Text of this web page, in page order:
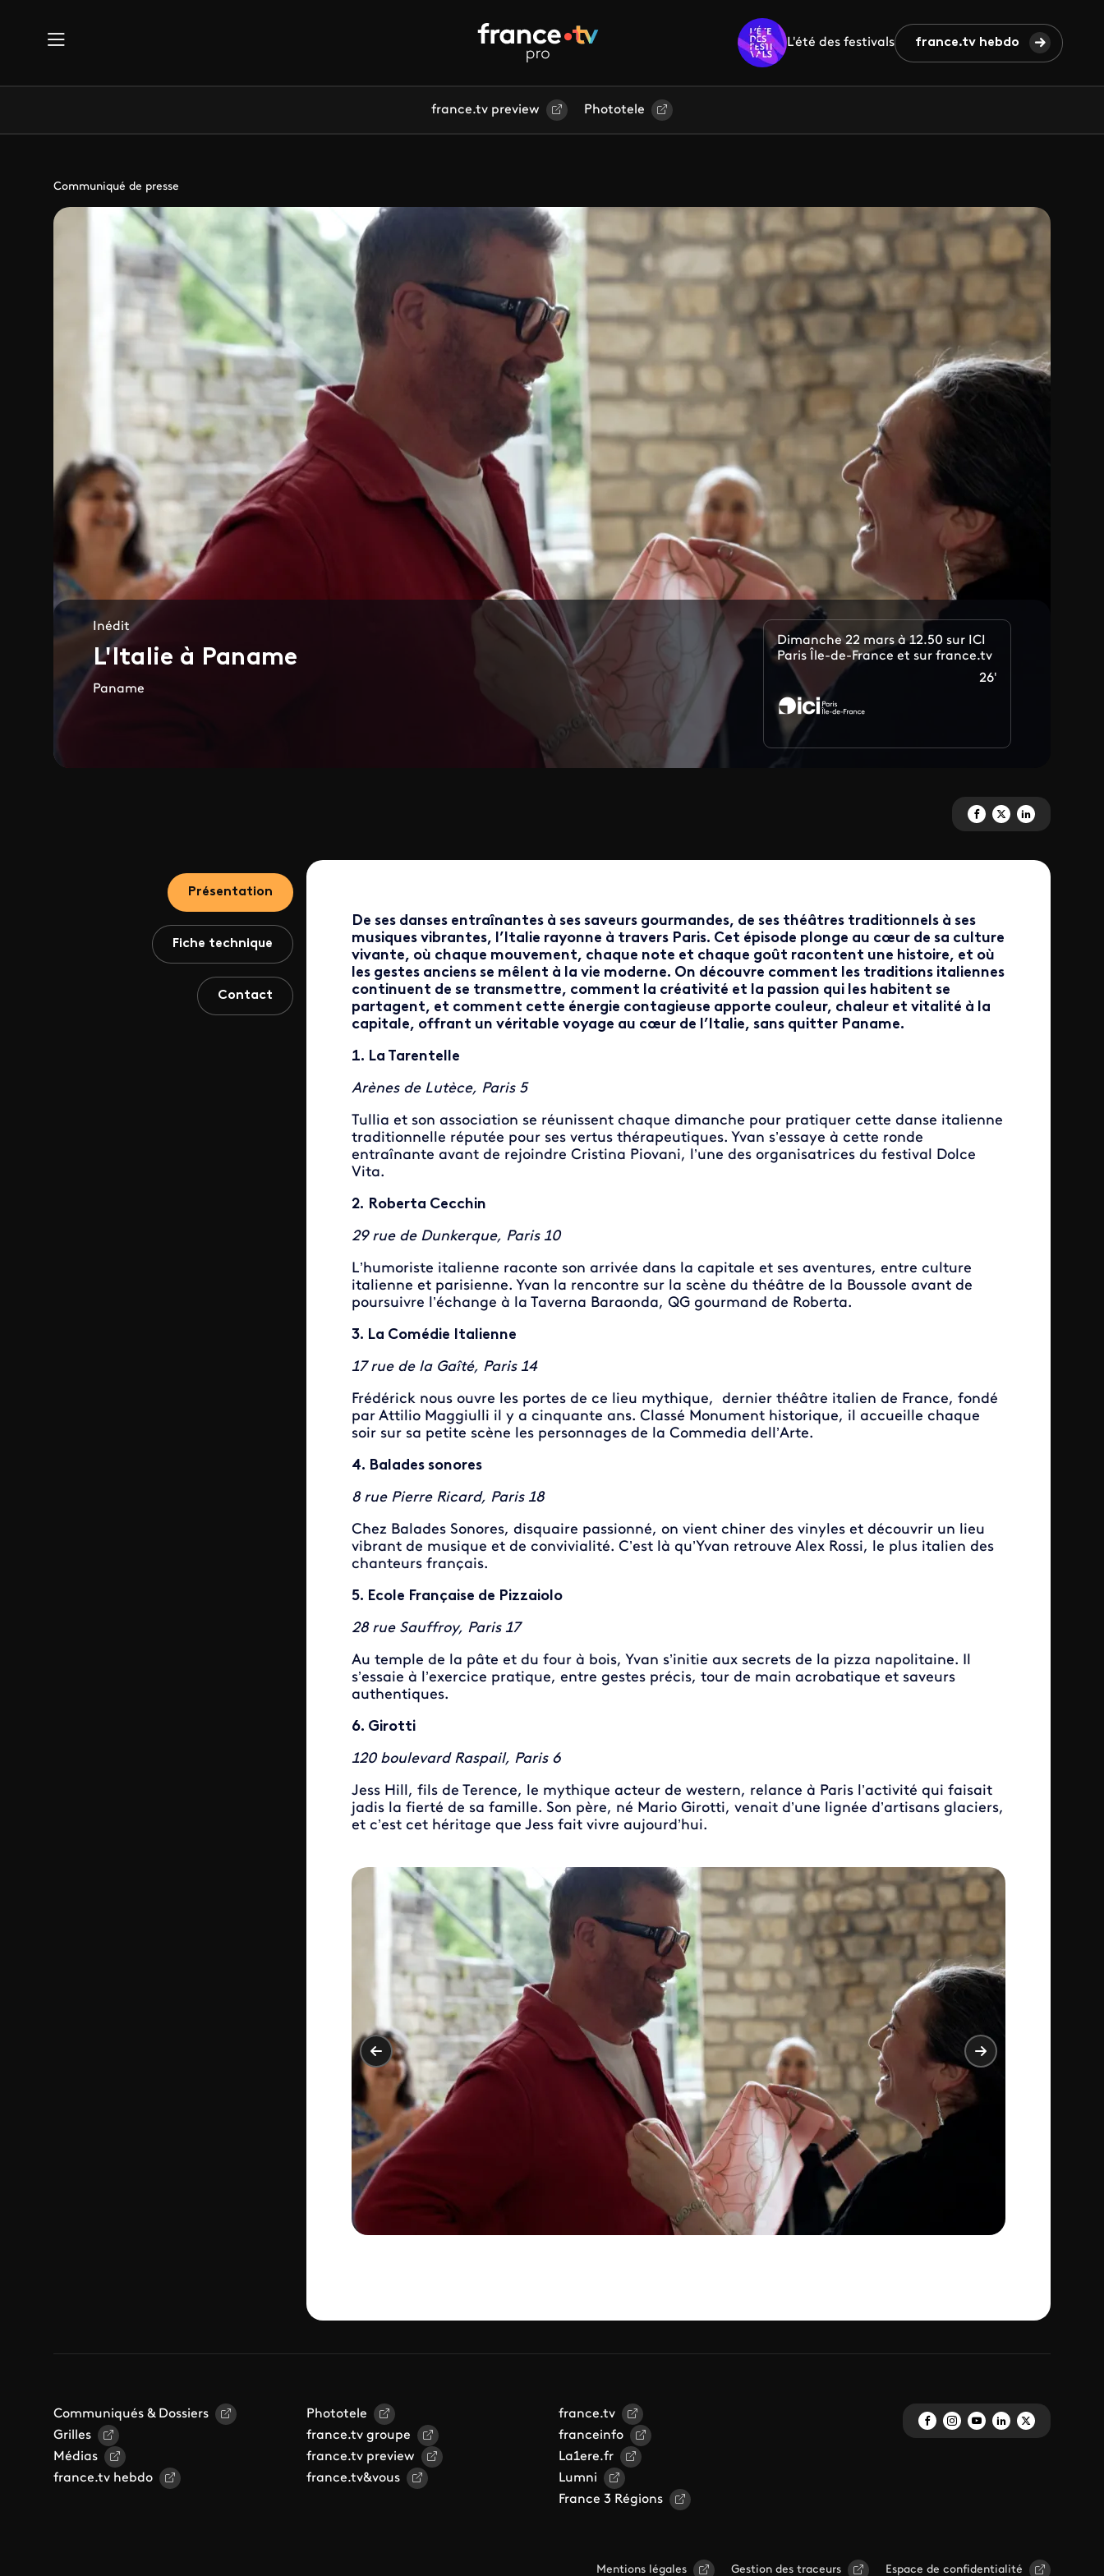
L'été des festivals france.tv hebdo
france.tv preview Phototele
Communiqué de presse
Inédit
L'Italie à Paname
Paname
Dimanche 22 mars à 12.50 sur ICI
Paris Île-de-France et sur france.tv
26'
Partagez 'L'Italie à Paname'
Partagez 'L'Italie à
Partagez 'L'Italie à
Présentation
Fiche technique
Contact
De ses danses entraînantes à ses saveurs gourmandes, de ses théâtres traditionnels à ses
musiques vibrantes, l’Italie rayonne à travers Paris. Cet épisode plonge au cœur de sa culture
vivante, où chaque mouvement, chaque note et chaque goût racontent une histoire, et où
les gestes anciens se mêlent à la vie moderne. On découvre comment les traditions italiennes
continuent de se transmettre, comment la créativité et la passion qui les habitent se
partagent, et comment cette énergie contagieuse apporte couleur, chaleur et vitalité à la
capitale, offrant un véritable voyage au cœur de l’Italie, sans quitter Paname.
1. La Tarentelle
Arènes de Lutèce, Paris 5
Tullia et son association se réunissent chaque dimanche pour pratiquer cette danse italienne
traditionnelle réputée pour ses vertus thérapeutiques. Yvan s’essaye à cette ronde
entraînante avant de rejoindre Cristina Piovani, l’une des organisatrices du festival Dolce
Vita.
2. Roberta Cecchin
29 rue de Dunkerque, Paris 10
L’humoriste italienne raconte son arrivée dans la capitale et ses aventures, entre culture
italienne et parisienne. Yvan la rencontre sur la scène du théâtre de la Boussole avant de
poursuivre l’échange à la Taverna Baraonda, QG gourmand de Roberta.
3. La Comédie Italienne
17 rue de la Gaîté, Paris 14
Frédérick nous ouvre les portes de ce lieu mythique, dernier théâtre italien de France, fondé
par Attilio Maggiulli il y a cinquante ans. Classé Monument historique, il accueille chaque
soir sur sa petite scène les personnages de la Commedia dell’Arte.
4. Balades sonores
8 rue Pierre Ricard, Paris 18
Chez Balades Sonores, disquaire passionné, on vient chiner des vinyles et découvrir un lieu
vibrant de musique et de convivialité. C’est là qu’Yvan retrouve Alex Rossi, le plus italien des
chanteurs français.
5. Ecole Française de Pizzaiolo
28 rue Sauffroy, Paris 17
Au temple de la pâte et du four à bois, Yvan s’initie aux secrets de la pizza napolitaine. Il
s’essaie à l’exercice pratique, entre gestes précis, tour de main acrobatique et saveurs
authentiques.
6. Girotti
120 boulevard Raspail, Paris 6
Jess Hill, fils de Terence, le mythique acteur de western, relance à Paris l’activité qui faisait
jadis la fierté de sa famille. Son père, né Mario Girotti, venait d’une lignée d’artisans glaciers,
et c’est cet héritage que Jess fait vivre aujourd’hui.
Communiqués & Dossiers
Grilles
Médias
france.tv hebdo
Phototele
france.tv groupe
france.tv preview
france.tv&vous
france.tv
franceinfo
La1ere.fr
Lumni
France 3 Régions
Mentions légales Gestion des traceurs Espace de confidentialité